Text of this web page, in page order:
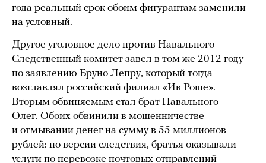
года реальный срок обоим фигурантам заменили
на условный.
Другое уголовное дело против Навального
Следственный комитет завел в том же 2012 году
по заявлению Бруно Лепру, который тогда
возглавлял российский филиал «Ив Роше».
Вторым обвиняемым стал брат Навального —
Олег. Обоих обвинили в мошенничестве
и отмывании денег на сумму в 55 миллионов
рублей: по версии следствия, братья оказывали
услуги по перевозке почтовых отправлений